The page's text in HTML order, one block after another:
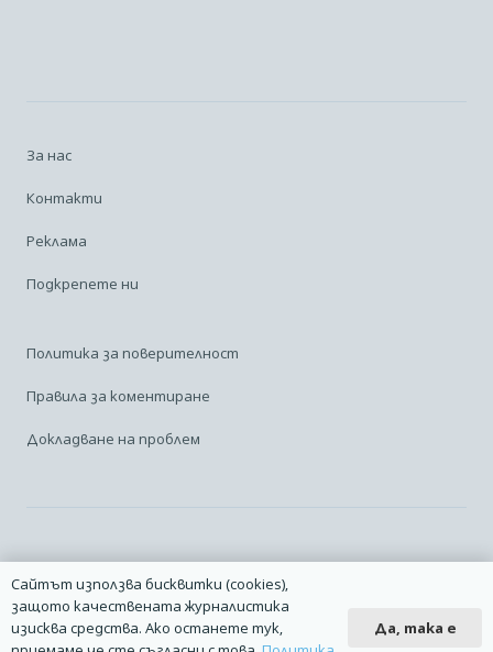
За нас
Контакти
Реклама
Подкрепете ни
Политика за поверителност
Правила за коментиране
Докладване на проблем
Linkedin
2014 – 2026 © Всички права запазени. | Издател: Авио Форум |
Дизайн manolov.net | Разработване Pixelliant
Сайтът използва бисквитки (cookies),
защото качествената журналистика
изисква средства. Ако останете тук,
Да, така е